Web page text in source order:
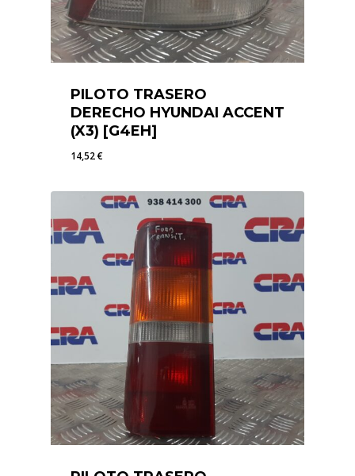
PILOTO TRASERO
DERECHO HYUNDAI ACCENT
(X3) [G4EH]
14,52€